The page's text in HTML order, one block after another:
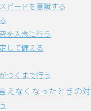
ピードを意識する
を入念に行う
して備える
つくまで行う
えなくなったときの